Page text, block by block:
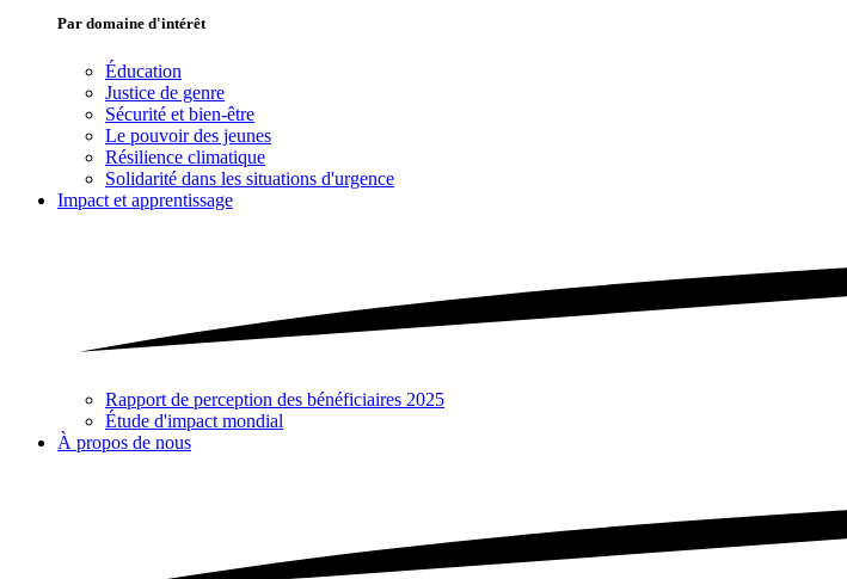
Par domaine d'intérêt
Éducation
Justice de genre
Sécurité et bien-être
Le pouvoir des jeunes
Résilience climatique
Solidarité dans les situations d'urgence
Impact et apprentissage
Rapport de perception des bénéficiaires 2025
Étude d'impact mondial
À propos de nous